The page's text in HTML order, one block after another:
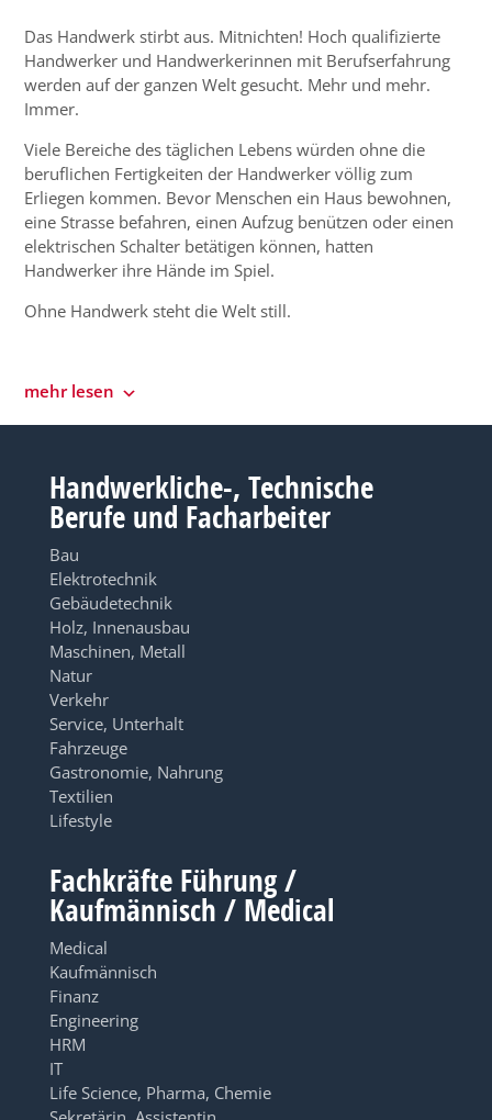
Das Handwerk stirbt aus. Mitnichten! Hoch qualifizierte
Handwerker und Handwerkerinnen mit Berufserfahrung
werden auf der ganzen Welt gesucht. Mehr und mehr.
Immer.
Viele Bereiche des täglichen Lebens würden ohne die
beruflichen Fertigkeiten der Handwerker völlig zum
Erliegen kommen. Bevor Menschen ein Haus bewohnen,
eine Strasse befahren, einen Aufzug benützen oder einen
elektrischen Schalter betätigen können, hatten
Handwerker ihre Hände im Spiel.
Ohne Handwerk steht die Welt still.
mehr lesen
Handwerkliche-, Technische
Berufe und Facharbeiter
Bau
Elektrotechnik
Gebäudetechnik
Holz, Innenausbau
Maschinen, Metall
Natur
Verkehr
Service, Unterhalt
Fahrzeuge
Gastronomie, Nahrung
Textilien
Lifestyle
Fachkräfte Führung /
Kaufmännisch / Medical
Medical
Kaufmännisch
Finanz
Engineering
HRM
IT
Life Science, Pharma, Chemie